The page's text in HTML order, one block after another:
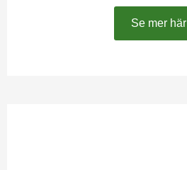
Se mer här